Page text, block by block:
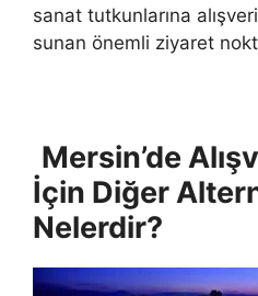
sanat tutkunlarına
sunan önemli ziyaret
Mersin’de
İçin Diğer
Nelerdir?